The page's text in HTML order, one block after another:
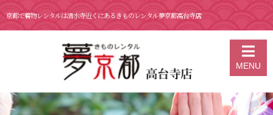
京都で着物レンタルは清水寺近くにあるきものレンタル夢京都高台寺店
MENU
京都の着物レンタル 夢京都 高台寺店
2月12日 京都 着物レ
ンタル 夢京都 高台寺店